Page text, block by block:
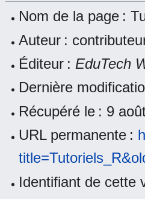
navigation
rechercheNom de la page :
Auteur :
Éditeur : EduTech
Dernière
Récupéré le : 9
URL permanente :
Identifiant de cette